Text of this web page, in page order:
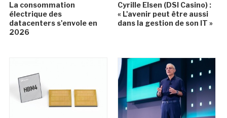
La consommation
électrique des
datacenters s'envole en
2026
Cyrille Elsen (DSI Casino) :
« L'avenir peut être aussi
dans la gestion de son IT »